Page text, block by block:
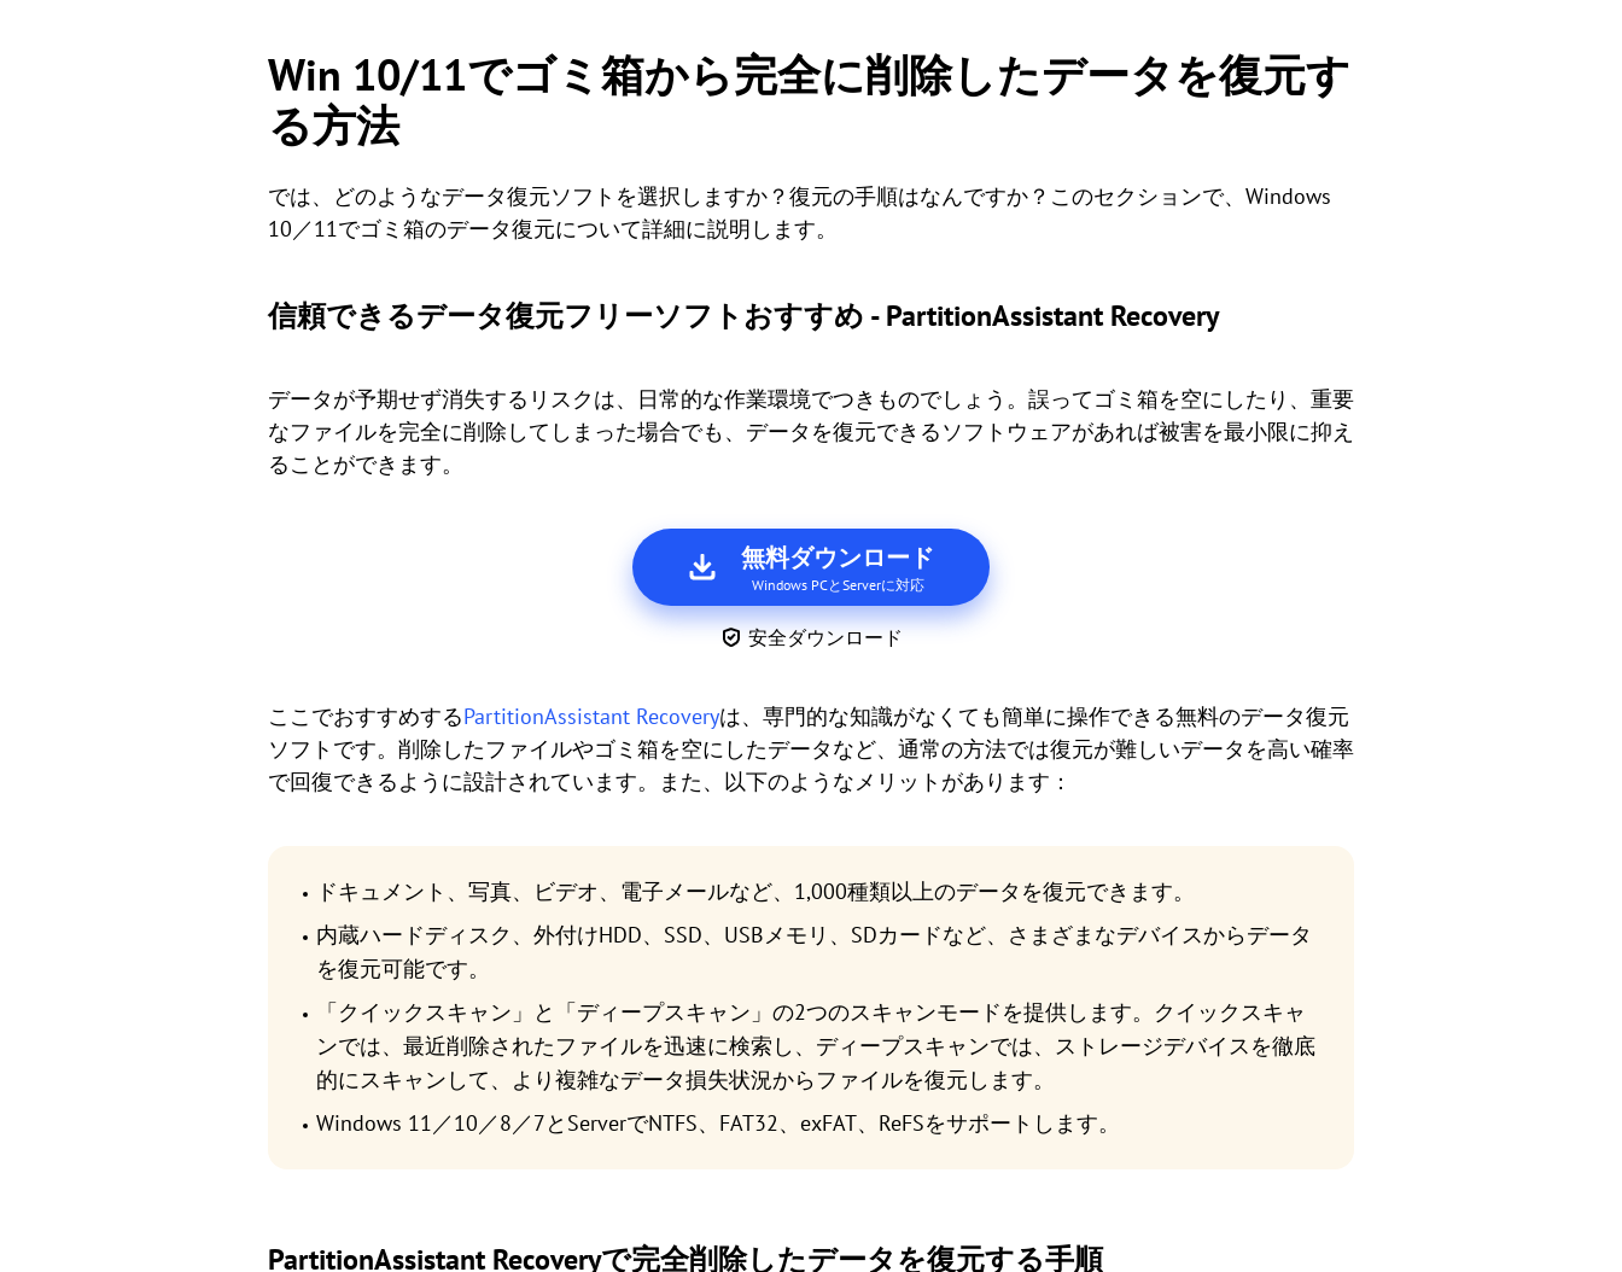
Win 10/11でゴミ箱から完全に削除したデータを復元す
る方法
では、どのようなデータ復元ソフトを選択しますか？復元の手順はなんですか？このセクションで、Windows
10／11でゴミ箱のデータ復元について詳細に説明します。
信頼できるデータ復元フリーソフトおすすめ - PartitionAssistant Recovery
データが予期せず消失するリスクは、日常的な作業環境でつきものでしょう。誤ってゴミ箱を空にしたり、重要
なファイルを完全に削除してしまった場合でも、データを復元できるソフトウェアがあれば被害を最小限に抑え
ることができます。
無料ダウンロード
Windows PCとServerに対応
安全ダウンロード
ここでおすすめするPartitionAssistant Recoveryは、専門的な知識がなくても簡単に操作できる無料のデータ復元
ソフトです。削除したファイルやゴミ箱を空にしたデータなど、通常の方法では復元が難しいデータを高い確率
で回復できるように設計されています。また、以下のようなメリットがあります：
ドキュメント、写真、ビデオ、電子メールなど、1,000種類以上のデータを復元できます。
内蔵ハードディスク、外付けHDD、SSD、USBメモリ、SDカードなど、さまざまなデバイスからデータ
を復元可能です。
「クイックスキャン」と「ディープスキャン」の2つのスキャンモードを提供します。クイックスキャ
ンでは、最近削除されたファイルを迅速に検索し、ディープスキャンでは、ストレージデバイスを徹底
的にスキャンして、より複雑なデータ損失状況からファイルを復元します。
Windows 11／10／8／7とServerでNTFS、FAT32、exFAT、ReFSをサポートします。
PartitionAssistant Recoveryで完全削除したデータを復元する手順